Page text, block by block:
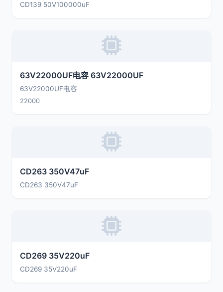
CD139 50V100000uF
63V22000UF电容 63V22000UF
63V22000UF电容
22000
CD263 350V47uF
CD263 350V47uF
CD269 35V220uF
CD269 35V220uF